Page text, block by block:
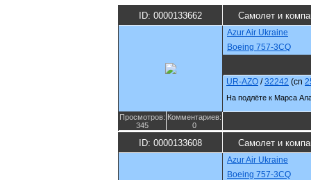
ID: 0000133662 Самолет и
Azur Air Ukraine
Boeing 757-3CQ
UR-AZO /32242 (cn
На подлёте к Марса
Просмотров:
345
Комментариев:
0
ID: 0000133608 Самолет и
Azur Air Ukraine
Boeing 757-3CQ